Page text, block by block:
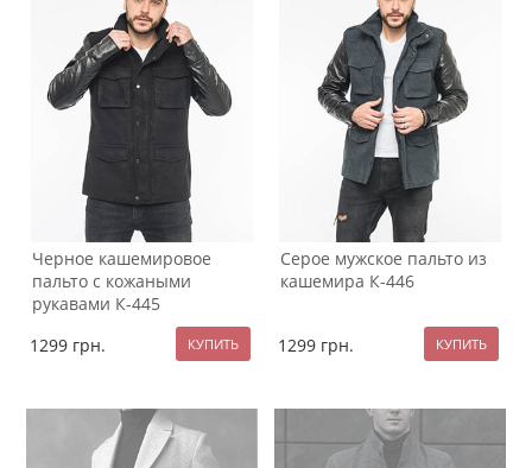
Черное кашемировое
пальто с кожаными
рукавами К-445
1299 грн.
Серое мужское пальто из
кашемира К-446
1299 грн.